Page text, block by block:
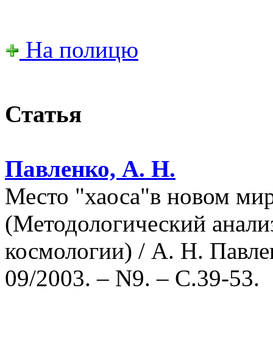
На полицю
Статья
Павленко, А. Н.
Место "хаоса"в новом
(Методологический
космологии) / А. Н.
09/2003. – N9. – С.39-53.